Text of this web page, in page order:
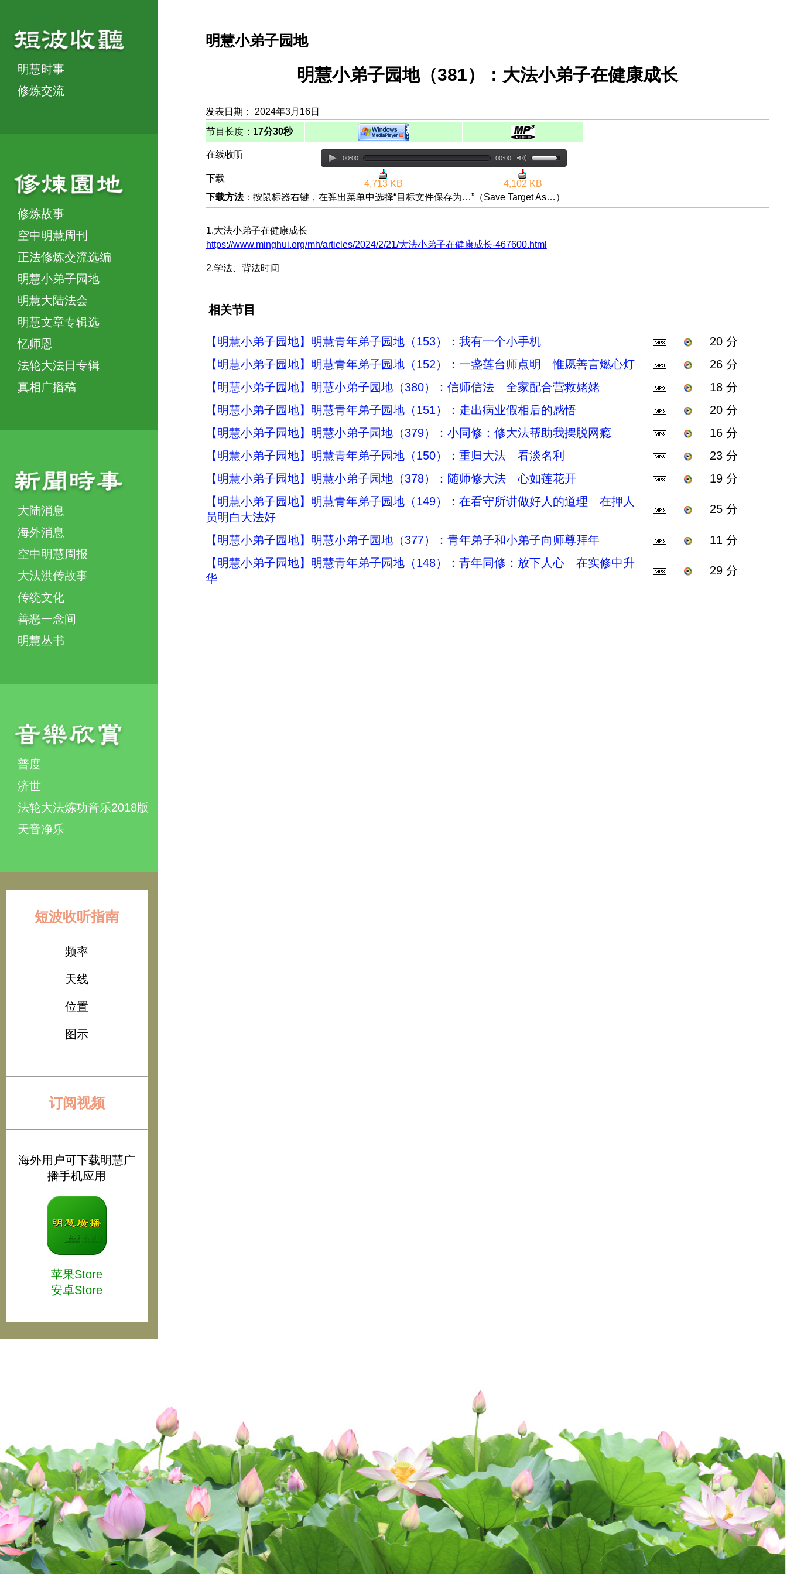
明慧时事
修炼交流
修炼故事
空中明慧周刊
正法修炼交流选编
明慧小弟子园地
明慧大陆法会
明慧文章专辑选
忆师恩
法轮大法日专辑
真相广播稿
大陆消息
海外消息
空中明慧周报
大法洪传故事
传统文化
善恶一念间
明慧丛书
普度
济世
法轮大法炼功音乐2018版
天音净乐
短波收听指南
频率
天线
位置
图示
订阅视频
海外用户可下载明慧广
播手机应用
苹果Store
安卓Store
明慧小弟子园地
明慧小弟子园地（381）：大法小弟子在健康成长
发表日期： 2024年3月16日
节目长度： 17分30秒
在线收听 00:00 00:00
下载
4,713 KB
4,102 KB
下载方法：按鼠标器右键，在弹出菜单中选择“目标文件保存为…”（Save TargetAs…）
1.大法小弟子在健康成长
https://www.minghui.org/mh/articles/2024/2/21/大法小弟子在健康成长-467600.html
2.学法、背法时间
相关节目
【明慧小弟子园地】明慧青年弟子园地（153）：我有一个小手机
20 分
【明慧小弟子园地】明慧青年弟子园地（152）：一盏莲台师点明 惟愿善言燃心灯
26 分
【明慧小弟子园地】明慧小弟子园地（380）：信师信法 全家配合营救姥姥
18 分
【明慧小弟子园地】明慧青年弟子园地（151）：走出病业假相后的感悟
20 分
【明慧小弟子园地】明慧小弟子园地（379）：小同修：修大法帮助我摆脱网瘾
16 分
【明慧小弟子园地】明慧青年弟子园地（150）：重归大法 看淡名利
23 分
【明慧小弟子园地】明慧小弟子园地（378）：随师修大法 心如莲花开
19 分
【明慧小弟子园地】明慧青年弟子园地（149）：在看守所讲做好人的道理 在押人
员明白大法好
25 分
【明慧小弟子园地】明慧小弟子园地（377）：青年弟子和小弟子向师尊拜年
11 分
【明慧小弟子园地】明慧青年弟子园地（148）：青年同修：放下人心 在实修中升
华
29 分